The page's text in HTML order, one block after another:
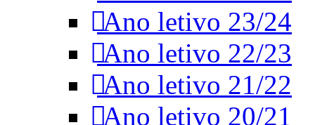
Ano letivo 23/24
Ano letivo 22/23
Ano letivo 21/22
Ano letivo 20/21